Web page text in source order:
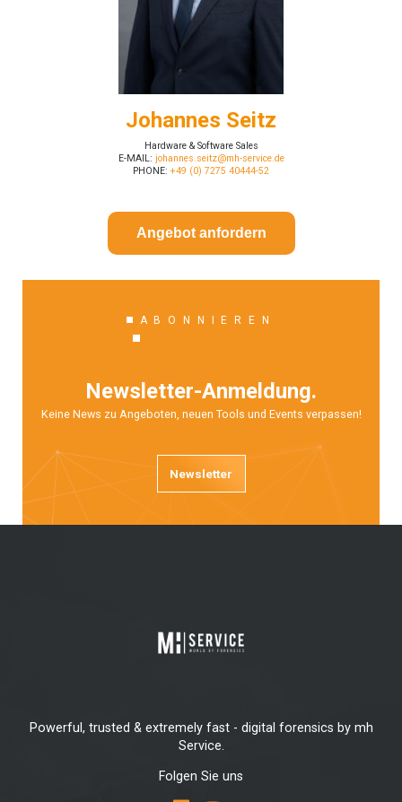
Johannes Seitz
Hardware & Software Sales
E-MAIL: johannes.seitz@mh-service.de
PHONE: +49 (0) 7275 40444-52
Angebot anfordern
ABONNIEREN
Newsletter-Anmeldung.
Keine News zu Angeboten, neuen Tools und Events verpassen!
Newsletter
Powerful, trusted & extremely fast - digital forensics by mh
Service.
Folgen Sie uns